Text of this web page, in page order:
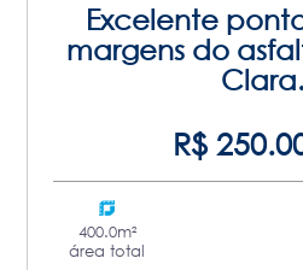
Excelente
margens do
R$
400.0m²
área total